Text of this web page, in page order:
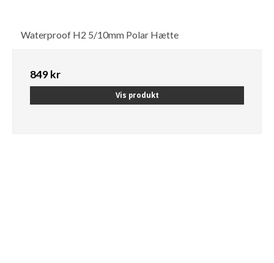
Waterproof H2 5/10mm Polar Hætte
849 kr
Vis produkt